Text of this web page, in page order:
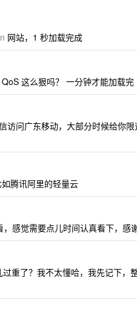
网站，1 秒加载完成
这么狠吗？ 一分钟才能加载完
访问广东移动，大部分时候给你
腾讯阿里的轻量云
感觉需要点儿时间认真看下，感
重了？我不太懂哈，我先记下，